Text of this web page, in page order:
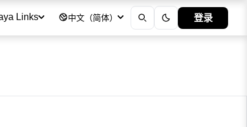
Links 中文（简体） 登录